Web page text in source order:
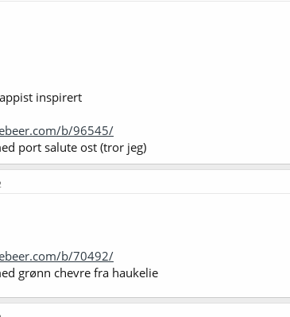
inspirert
b/96545/
port salute ost (tror jeg)
b/70492/
grønn chevre fra haukelie